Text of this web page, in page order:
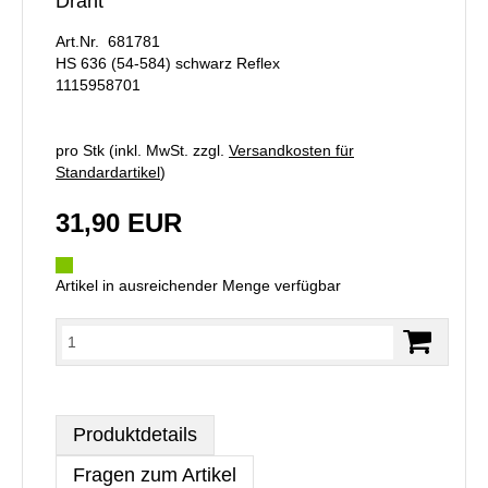
Art.Nr. 681781
HS 636 (54-584) schwarz Reflex
1115958701
pro Stk (inkl. MwSt. zzgl. Versandkosten für
Standardartikel)
31,90 EUR
Artikel in ausreichender Menge verfügbar
Produktdetails
Fragen zum Artikel